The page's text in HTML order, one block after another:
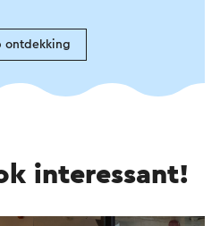
ontdekking
interessant!